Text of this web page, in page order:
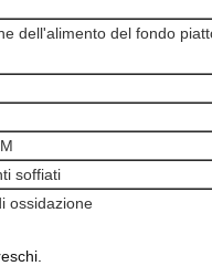
dell'alimento del fondo
soffiati
ossidazione